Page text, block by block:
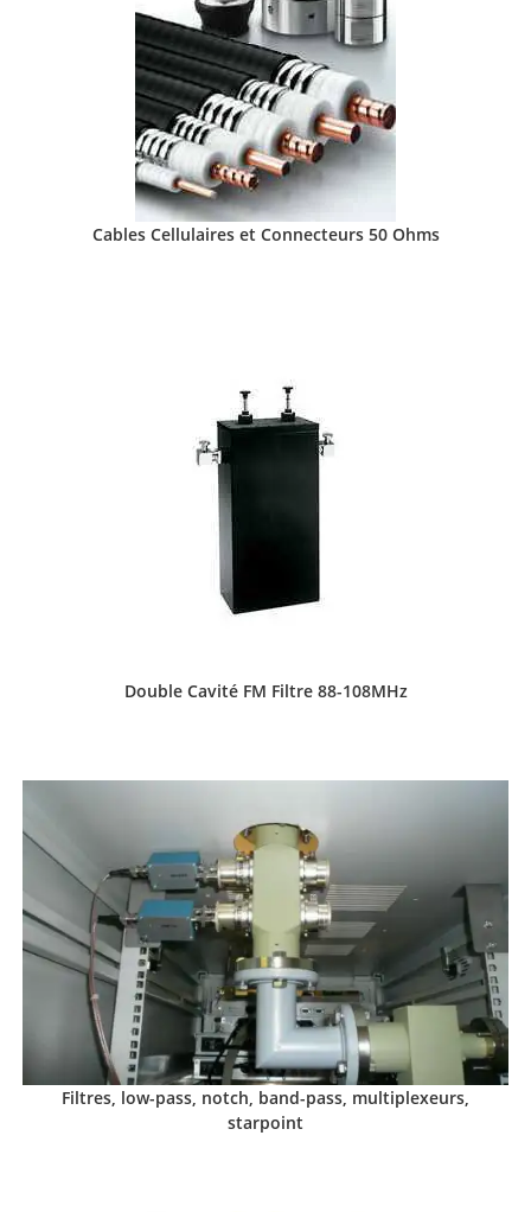
Cables Cellulaires et Connecteurs 50 Ohms
Double Cavité FM Filtre 88-108MHz
Filtres, low-pass, notch, band-pass, multiplexeurs,
starpoint